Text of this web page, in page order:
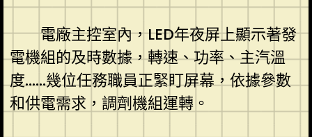
電廠主控室內，LED年夜屏上顯示著發
電機組的及時數據，轉速、功率、主汽溫
度……幾位任務職員正緊盯屏幕，依據參數
和供電需求，調劑機組運轉。